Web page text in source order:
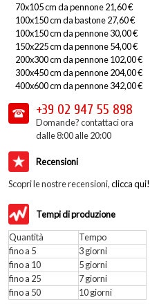
70x105 cm da pennone 21,60 €
100x150 cm da bastone 27,60 €
100x150 cm da pennone 30,00 €
150x225 cm da pennone 54,00 €
200x300 cm da pennone 102,00 €
300x450 cm da pennone 204,00 €
400x600 cm da pennone 342,00 €
+39 02 947 55 898
Domande? contattaci ora
dalle 8:00 alle 20:00
Recensioni
Scopri le nostre recensioni,clicca qui!
Tempi di produzione
Quantità
Tempo
fino a 5
3 giorni
fino a 10
5 giorni
fino a 25
7 giorni
fino a 50
10 giorni